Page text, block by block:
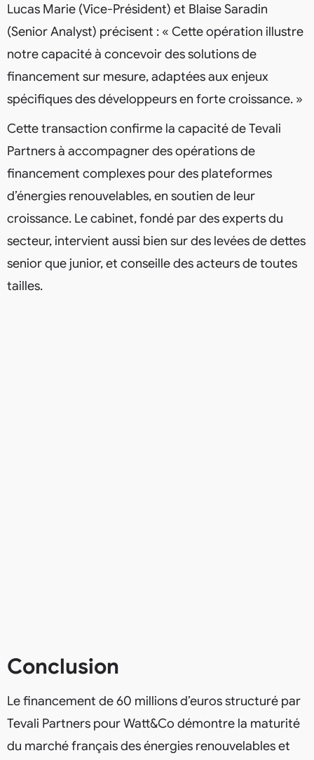
Lucas Marie (Vice-Président) et Blaise Saradin
(Senior Analyst) précisent : « Cette opération illustre
notre capacité à concevoir des solutions de
financement sur mesure, adaptées aux enjeux
spécifiques des développeurs en forte croissance. »
Cette transaction confirme la capacité de Tevali
Partners à accompagner des opérations de
financement complexes pour des plateformes
d’énergies renouvelables, en soutien de leur
croissance. Le cabinet, fondé par des experts du
secteur, intervient aussi bien sur des levées de dettes
senior que junior, et conseille des acteurs de toutes
tailles.
Conclusion
Le financement de 60 millions d’euros structuré par
Tevali Partners pour Watt&Co démontre la maturité
du marché français des énergies renouvelables et